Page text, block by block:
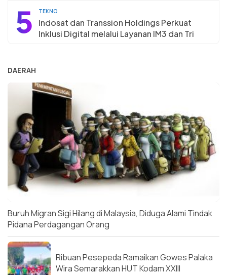
5 TEKNO
Indosat dan Transsion Holdings Perkuat
Inklusi Digital melalui Layanan IM3 dan Tri
DAERAH
Buruh Migran Sigi Hilang di Malaysia, Diduga Alami Tindak
Pidana Perdagangan Orang
Ribuan Pesepeda Ramaikan Gowes Palaka
Wira Semarakkan HUT Kodam XXIII